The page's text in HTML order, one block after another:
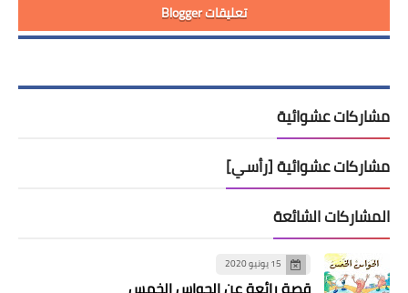
تعليقات Blogger
مشاركات عشوائية
مشاركات عشوائية [رأسي]
المشاركات الشائعة
15 يونيو 2020